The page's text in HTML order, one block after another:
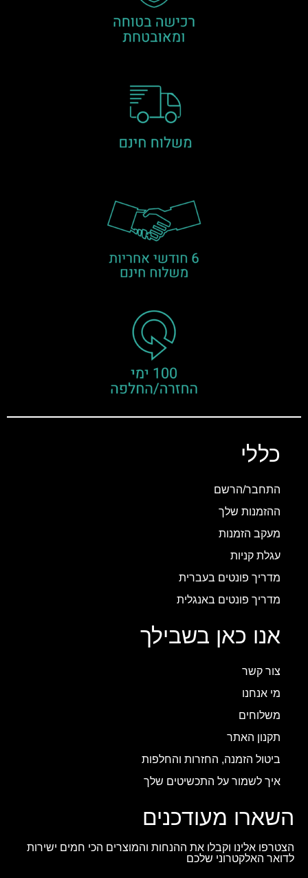
כללי
התחבר/הרשם
ההזמנות שלך
מעקב הזמנות
עגלת קניות
מדריך פונטים בעברית
מדריך פונטים באנגלית
אנו כאן בשבילך
צור קשר
מי אנחנו
משלוחים
תקנון האתר
ביטול הזמנה, החזרות והחלפות
איך לשמור על התכשיטים שלך
השארו מעודכנים
הצטרפו אלינו וקבלו את ההנחות והמוצרים הכי חמים ישירות
לדואר האלקטרוני שלכם